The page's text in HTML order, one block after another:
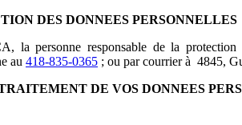
DES DONNEES PERSONNELLES
personne responsable de la protection
au 418-835-0365 ; ou par courrier à 4845,
DE VOS DONNEES